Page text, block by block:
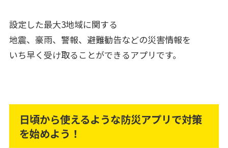
設定した最大3地域に関する
地震、豪雨、警報、避難勧告などの災害情報を
いち早く受け取ることができるアプリです。
日頃から使えるような防災アプリで対策
を始めよう！